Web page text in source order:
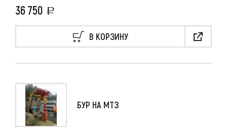
36 750
В КОРЗИНУ
БУР НА МТЗ